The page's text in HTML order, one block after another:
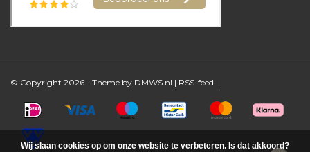
© Copyright 2026 - Theme by DMWS.nl | RSS-feed |
Wij slaan cookies op om onze website te verbeteren. Is dat akkoord?